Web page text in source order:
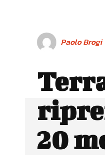
Paolo Brogi
20